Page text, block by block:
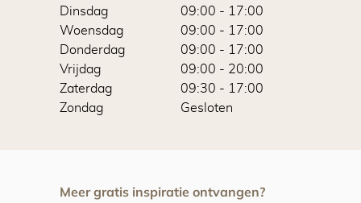
Dinsdag
09:00 - 17:00
Woensdag
09:00 - 17:00
Donderdag
09:00 - 17:00
Vrijdag
09:00 - 20:00
Zaterdag
09:30 - 17:00
Zondag
Gesloten
Meer gratis inspiratie ontvangen?